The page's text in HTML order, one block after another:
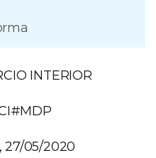
INTERIOR
27/05/2020